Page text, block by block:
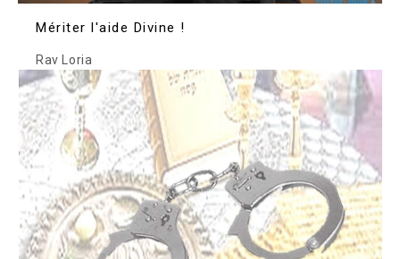
Mériter l'aide Divine !
Rav Loria